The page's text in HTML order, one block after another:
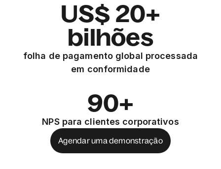
US$ 20+
bilhões
folha de pagamento global processada
em conformidade
90+
NPS para clientes corporativos
Agendar uma demonstração